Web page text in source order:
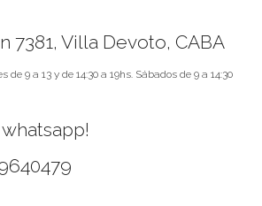
7381, Villa Devoto, CABA
de 9 a 13 y de 14:30 a 19hs. Sábados de 9 a 14:30